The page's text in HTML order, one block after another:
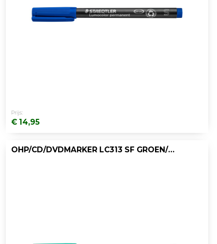
Prijs:
€ 14,95
OHP/CD/DVDMARKER LC313 SF GROEN/DOOS 10